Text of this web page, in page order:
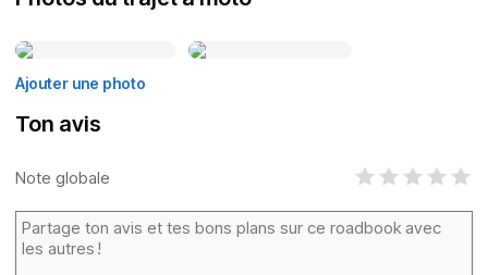
Ajouter une photo
Ton avis
Note globale